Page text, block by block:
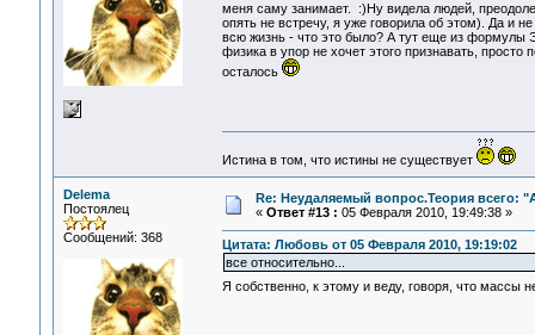
меня саму занимает. :)Ну видела людей,
опять не встречу, я уже говорила об этом). Да и
всю жизнь - что это было? А тут еще из формулы
физика в упор не хочет этого признавать,
осталось
Истина в том, что истины не существует
Delema
Постоялец
Сообщений: 368
Re: Неудаляемый вопрос.Теория всего:
« Ответ #13 : 05 Февраля 2010, 19:49:38 »
Цитата: Любовь от 05 Февраля 2010, 19:19:02
все относительно...
Я собственно, к этому и веду, говоря, что массы